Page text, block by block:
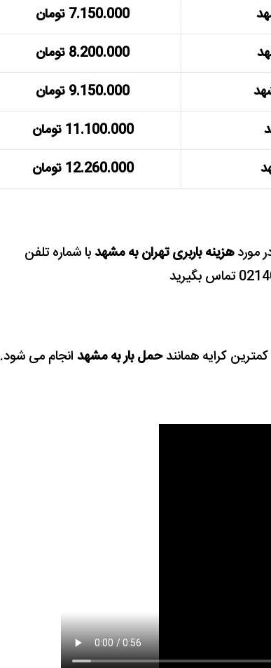
7.150.000 تومان
8.200.000 تومان
9.150.000 تومان
11.100.000 تومان
12.260.000 تومان
موردهزینه باربری تهران به مشهدبا شماره تلفن
بگیرید
کرایه همانندحمل بار به مشهد انجام می شود.